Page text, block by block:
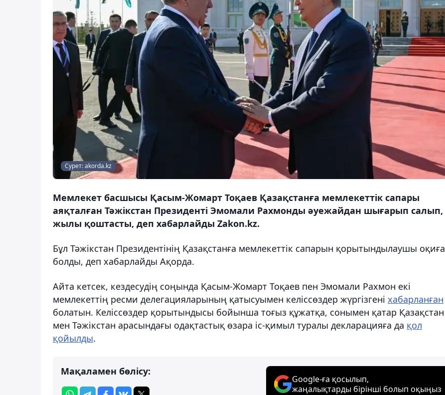
Сурет: akorda.kz
Мемлекет басшысы Қасым-Жомарт Тоқаев Қазақстанға мемлекеттік сапары
аяқталған Тәжікстан Президенті Эмомали Рахмонды әуежайдан шығарып салып,
жылы қоштасты, деп хабарлайды Zakon.kz.
Бұл Тәжікстан Президентінің Қазақстанға мемлекеттік сапарын қорытындылаушы оқиға
болды, деп хабарлайды Ақорда.
Айта кетсек, кездесудің соңында Қасым-Жомарт Тоқаев пен Эмомали Рахмон екі
мемлекеттің ресми делегацияларының қатысуымен келіссөздер жүргізгені хабарланған
болатын. Келіссөздер қорытындысы бойынша тоғыз құжатқа, сонымен қатар Қазақстан
мен Тәжікстан арасындағы одақтастық өзара іс-қимыл туралы декларацияға да қол
қойылды.
Мақаламен бөлісу:
Google-ға қосылып,
жаңалықтарды бірінші болып оқыңыз